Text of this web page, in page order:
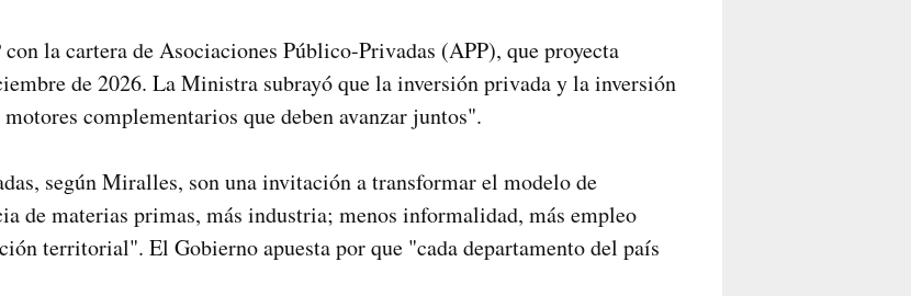
la cartera de Asociaciones Público-Privadas (APP), que proyecta
de 2026. La Ministra subrayó que la inversión privada y la inversión
complementarios que deben avanzar juntos".
según Miralles, son una invitación a transformar el modelo de
de materias primas, más industria; menos informalidad, más empleo
territorial". El Gobierno apuesta por que "cada departamento del país